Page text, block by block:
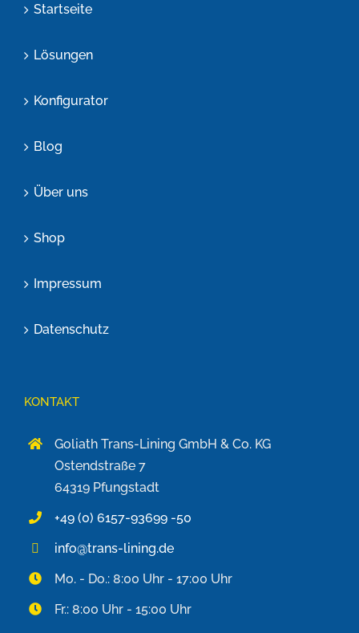
Startseite
Lösungen
Konfigurator
Blog
Über uns
Shop
Impressum
Datenschutz
KONTAKT
Goliath Trans-Lining GmbH & Co. KG
Ostendstraße 7
64319 Pfungstadt
+49 (0) 6157-93699 -50
info@trans-lining.de
Mo. - Do.: 8:00 Uhr - 17:00 Uhr
Fr.: 8:00 Uhr - 15:00 Uhr